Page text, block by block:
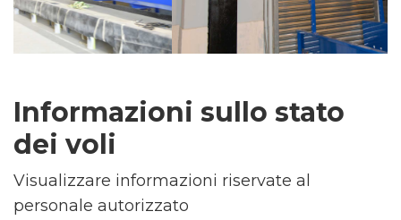
Informazioni sullo stato
dei voli
Visualizzare informazioni riservate al
personale autorizzato